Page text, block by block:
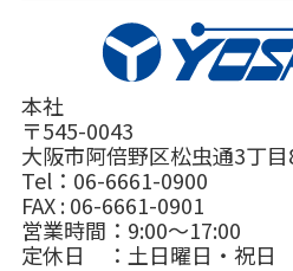
本社
〒545-0043
大阪市阿倍野区松虫通3丁
Tel：06-6661-0900
FAX : 06-6661-0901
営業時間：9:00～17:00
定休日 ：土日曜日・祝日